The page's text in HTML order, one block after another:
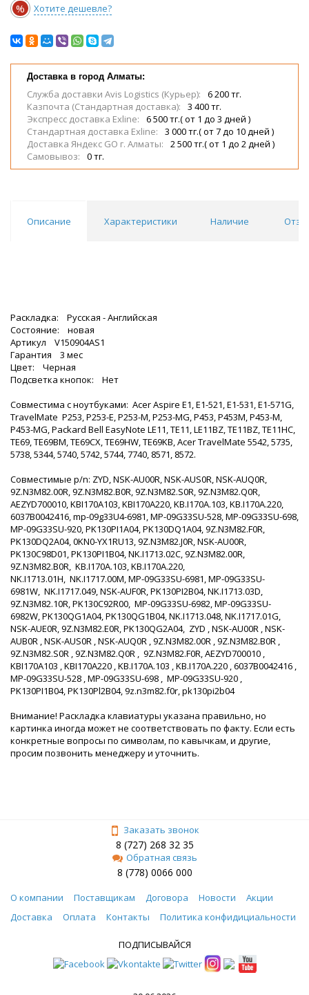
% Хотите дешевле?
Доставка в город Алматы:
Служба доставки Avis Logistics (Курьер):
6 200 тг.
Казпочта (Стандартная доставка):
3 400 тг.
Экспресс доставка Exline:
6 500 тг.( от 1 до 3 дней )
Стандартная доставка Exline:
3 000 тг.( от 7 до 10 дней )
Доставка Яндекс GO г. Алматы:
2 500 тг.( от 1 до 2 дней )
Самовывоз:
0 тг.
Описание Характеристики Наличие
Раскладка: Русская - Английская
Состояние: новая
Артикул V150904AS1
Гарантия 3 мес
Цвет: Черная
Подсветка кнопок: Нет
Совместима с ноутбуками: Acer Aspire E1, E1-521, E1-531, E1-571G,
TravelMate P253, P253-E, P253-M, P253-MG, P453, P453M, P453-M,
P453-MG, Packard Bell EasyNote LE11, TE11, LE11BZ, TE11BZ, TE11HC,
TE69, TE69BM, TE69CX, TE69HW, TE69KB, Acer TravelMate 5542, 5735,
5738, 5344, 5740, 5742, 5744, 7740, 8571, 8572.
Совместимые p/n: ZYD, NSK-AU00R, NSK-AUS0R, NSK-AUQ0R,
9Z.N3M82.00R, 9Z.N3M82.B0R, 9Z.N3M82.S0R, 9Z.N3M82.Q0R,
AEZYD700010, KBI170A103, KBI170A220, KB.I170A.103, KB.I170A.220,
6037B0042416, mp-09g33U4-6981, MP-09G33SU-528, MP-09G33SU-698,
MP-09G33SU-920, PK130PI1A04, PK130DQ1A04, 9Z.N3M82.F0R,
PK130DQ2A04, 0KN0-YX1RU13, 9Z.N3M82.J0R, NSK-AU00R,
PK130C98D01, PK130PI1B04, NK.I1713.02C, 9Z.N3M82.00R,
9Z.N3M82.B0R, KB.I170A.103, KB.I170A.220,
NK.I1713.01H, NK.I1717.00M, MP-09G33SU-6981, MP-09G33SU-
6981W, NK.I1717.049, NSK-AUF0R, PK130PI2B04, NK.I1713.03D,
9Z.N3M82.10R, PK130C92R00, MP-09G33SU-6982, MP-09G33SU-
6982W, PK130QG1A04, PK130QG1B04, NK.I1713.048, NK.I1717.01G,
NSK-AUE0R, 9Z.N3M82.E0R, PK130QG2A04, ZYD , NSK-AU00R , NSK-
AUB0R , NSK-AUS0R , NSK-AUQ0R , 9Z.N3M82.00R , 9Z.N3M82.B0R ,
9Z.N3M82.S0R , 9Z.N3M82.Q0R , 9Z.N3M82.F0R, AEZYD700010 ,
KBI170A103 , KBI170A220 , KB.I170A.103 , KB.I170A.220 , 6037B0042416 ,
MP-09G33SU-528 , MP-09G33SU-698 , MP-09G33SU-920 ,
PK130PI1B04, PK130Pl2B04, 9z.n3m82.f0r, pk130pi2b04
Внимание! Раскладка клавиатуры указана правильно, но
картинка иногда может не соответствовать по факту. Если есть
конкретные вопросы по символам, по кавычкам, и другие,
просим позвонить менеджеру и уточнить.
Заказать звонок
8 (727) 268 32 35
Обратная связь
8 (778) 0066 000
О компании Поставщикам Договора Новости
Акции
Доставка
Оплата Контакты Политика конфидициальности
ПОДПИСЫВАЙСЯ